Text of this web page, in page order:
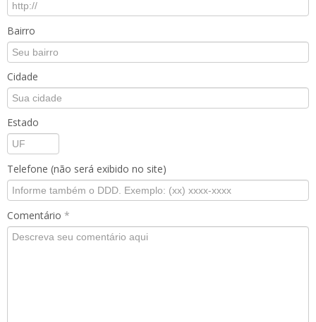
Bairro
Cidade
Estado
Telefone (não será exibido no site)
Comentário *